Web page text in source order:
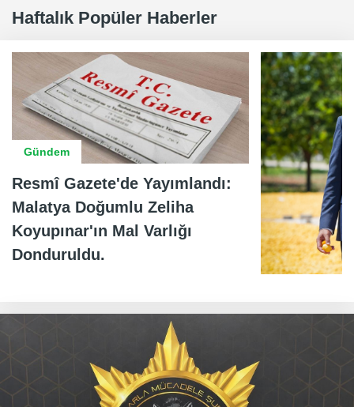
Haftalık Popüler Haberler
Gündem
Resmî Gazete'de Yayımlandı:
Malatya Doğumlu Zeliha
Koyupınar'ın Mal Varlığı
Donduruldu.
Çıkmak,